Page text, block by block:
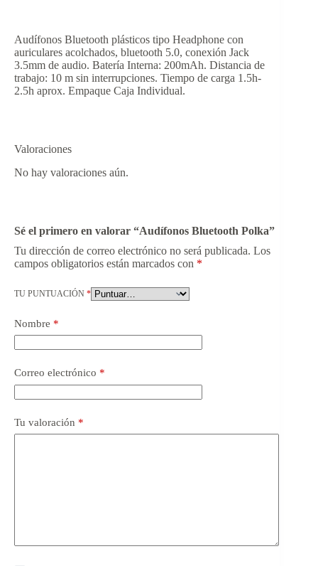
Audífonos Bluetooth plásticos tipo Headphone con
auriculares acolchados, bluetooth 5.0, conexión Jack
3.5mm de audio. Batería Interna: 200mAh. Distancia de
trabajo: 10 m sin interrupciones. Tiempo de carga 1.5h-
2.5h aprox. Empaque Caja Individual.
Valoraciones
No hay valoraciones aún.
Sé el primero en valorar “Audífonos Bluetooth Polka”
Tu dirección de correo electrónico no será publicada. Los
campos obligatorios están marcados con *
TU PUNTUACIÓN *
Nombre *
Correo electrónico *
Tu valoración *